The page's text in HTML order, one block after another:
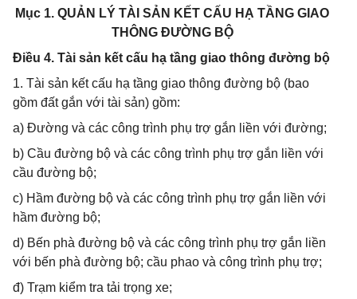
Mục 1. QUẢN LÝ TÀI SẢN KẾT CẤU HẠ TẦNG GIAO
THÔNG ĐƯỜNG BỘ
Điều 4. Tài sản kết cấu hạ tầng giao thông đường bộ
1. Tài sản kết cấu hạ tầng giao thông đường bộ (bao
gồm đất gắn với tài sản) gồm:
a) Đường và các công trình phụ trợ gắn liền với đường;
b) Cầu đường bộ và các công trình phụ trợ gắn liền với
cầu đường bộ;
c) Hầm đường bộ và các công trình phụ trợ gắn liền với
hầm đường bộ;
d) Bến phà đường bộ và các công trình phụ trợ gắn liền
với bến phà đường bộ; cầu phao và công trình phụ trợ;
đ) Trạm kiểm tra tải trọng xe;